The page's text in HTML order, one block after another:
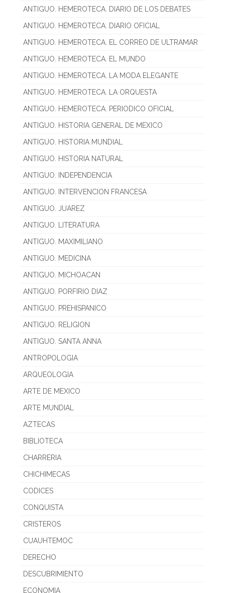
ANTIGUO. HEMEROTECA. DIARIO DE LOS DEBATES
ANTIGUO. HEMEROTECA. DIARIO OFICIAL
ANTIGUO. HEMEROTECA. EL CORREO DE ULTRAMAR
ANTIGUO. HEMEROTECA. EL MUNDO
ANTIGUO. HEMEROTECA. LA MODA ELEGANTE
ANTIGUO. HEMEROTECA. LA ORQUESTA
ANTIGUO. HEMEROTECA. PERIODICO OFICIAL
ANTIGUO. HISTORIA GENERAL DE MEXICO
ANTIGUO. HISTORIA MUNDIAL
ANTIGUO. HISTORIA NATURAL
ANTIGUO. INDEPENDENCIA
ANTIGUO. INTERVENCION FRANCESA
ANTIGUO. JUAREZ
ANTIGUO. LITERATURA
ANTIGUO. MAXIMILIANO
ANTIGUO. MEDICINA
ANTIGUO. MICHOACAN
ANTIGUO. PORFIRIO DIAZ
ANTIGUO. PREHISPANICO
ANTIGUO. RELIGION
ANTIGUO. SANTA ANNA
ANTROPOLOGIA
ARQUEOLOGIA
ARTE DE MEXICO
ARTE MUNDIAL
AZTECAS
BIBLIOTECA
CHARRERIA
CHICHIMECAS
CODICES
CONQUISTA
CRISTEROS
CUAUHTEMOC
DERECHO
DESCUBRIMIENTO
ECONOMIA